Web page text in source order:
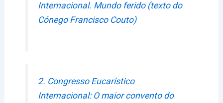
Internacional. Mundo ferido (texto do
Cónego Francisco Couto)
2. Congresso Eucarístico
Internacional: O maior convento do